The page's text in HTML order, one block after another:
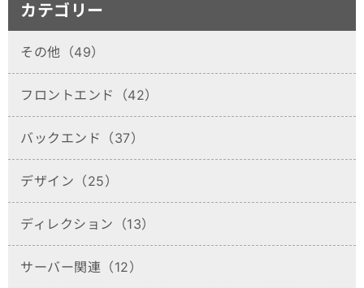
カテゴリー
その他（49）
フロントエンド（42）
バックエンド（37）
デザイン（25）
ディレクション（13）
サーバー関連（12）